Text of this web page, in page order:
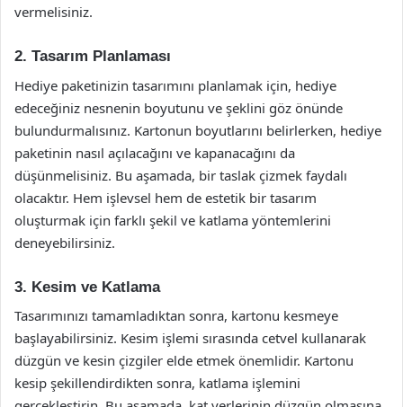
vermelisiniz.
2. Tasarım Planlaması
Hediye paketinizin tasarımını planlamak için, hediye
edeceğiniz nesnenin boyutunu ve şeklini göz önünde
bulundurmalısınız. Kartonun boyutlarını belirlerken, hediye
paketinin nasıl açılacağını ve kapanacağını da
düşünmelisiniz. Bu aşamada, bir taslak çizmek faydalı
olacaktır. Hem işlevsel hem de estetik bir tasarım
oluşturmak için farklı şekil ve katlama yöntemlerini
deneyebilirsiniz.
3. Kesim ve Katlama
Tasarımınızı tamamladıktan sonra, kartonu kesmeye
başlayabilirsiniz. Kesim işlemi sırasında cetvel kullanarak
düzgün ve kesin çizgiler elde etmek önemlidir. Kartonu
kesip şekillendirdikten sonra, katlama işlemini